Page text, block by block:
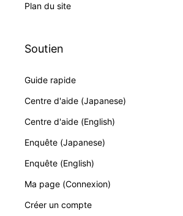
Plan du site
Soutien
Guide rapide
Centre d'aide (Japanese)
Centre d'aide (English)
Enquête (Japanese)
Enquête (English)
Ma page (Connexion)
Créer un compte